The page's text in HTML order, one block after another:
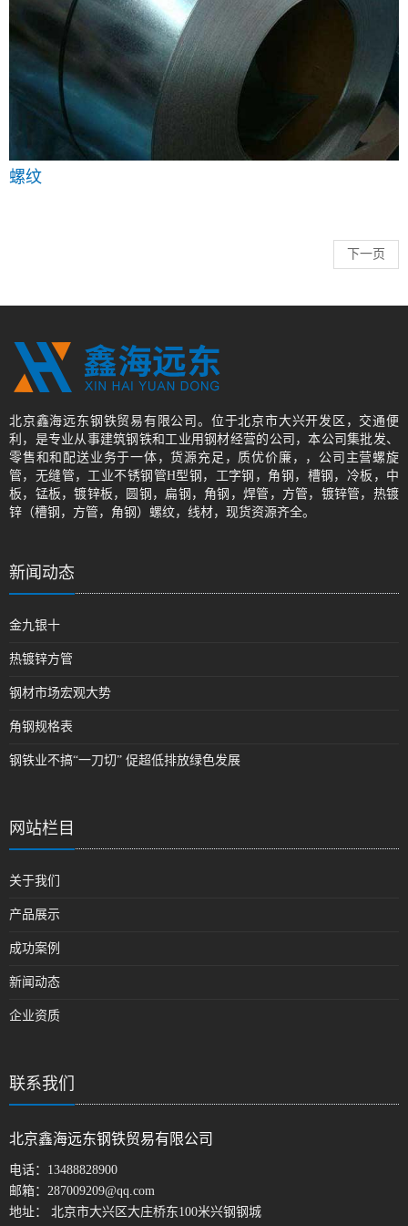
螺纹
下一页
北京鑫海远东钢铁贸易有限公司。位于北京市大兴开发区，交通便
利，是专业从事建筑钢铁和工业用钢材经营的公司，本公司集批发、
零售和和配送业务于一体，货源充足，质优价廉，，公司主营螺旋
管，无缝管，工业不锈钢管H型钢，工字钢，角钢，槽钢，冷板，中
板，锰板，镀锌板，圆钢，扁钢，角钢，焊管，方管，镀锌管，热镀
锌（槽钢，方管，角钢）螺纹，线材，现货资源齐全。
新闻动态
金九银十
热镀锌方管
钢材市场宏观大势
角钢规格表
钢铁业不搞“一刀切” 促超低排放绿色发展
网站栏目
关于我们
产品展示
成功案例
新闻动态
企业资质
联系我们
北京鑫海远东钢铁贸易有限公司
电话： 13488828900
邮箱： 287009209@qq.com
地址： 北京市大兴区大庄桥东100米兴钢钢城